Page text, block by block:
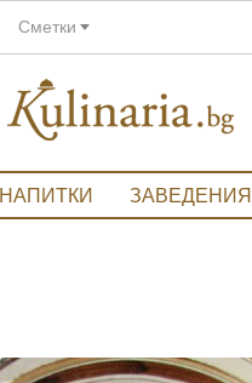
Сметки
НАПИТКИ ЗАВЕДЕНИЯ